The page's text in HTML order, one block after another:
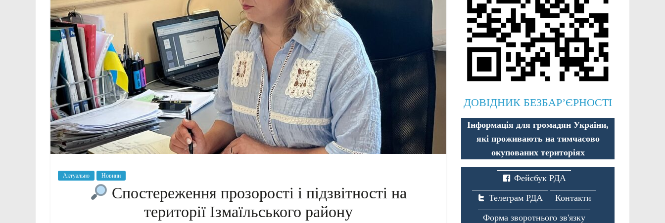
Актуально Новини
Спостереження прозорості і підзвітності на
території Ізмаїльського району
ДОВІДНИК БЕЗБАР’ЄРНОСТІ
Інформація для громадян України,
які проживають на тимчасово
окупованих територіях
Фейсбук РДА
Телеграм РДА
Контакти
Форма зворотнього зв'язку